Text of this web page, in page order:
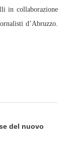
in collaborazione
d’Abruzzo.
del nuovo